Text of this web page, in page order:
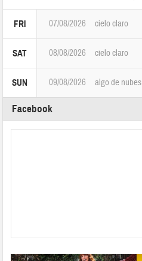
FRI 07/08/2026 cielo claro
SAT 08/08/2026 cielo claro
SUN 09/08/2026 algo de nubes
Facebook